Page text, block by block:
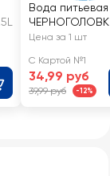
Вода питьевая
ЧЕРНОГОЛОВК
А
я
Цена за 1 шт
С Картой №1
34,99 руб
39,99 руб -12%